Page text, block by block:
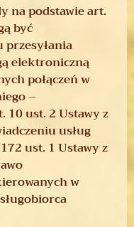
na podstawie art.
być
przesyłania
elektroniczną
połączeń w
–
10 ust. 2 Ustawy z
usług
ust. 1 Ustawy z
w